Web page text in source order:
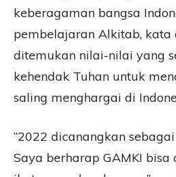
keberagaman bangsa
pembelajaran Alkitab,
ditemukan nilai-nilai yang
kehendak Tuhan untuk
saling menghargai di
“2022 dicanangkan
Saya berharap GAMKI